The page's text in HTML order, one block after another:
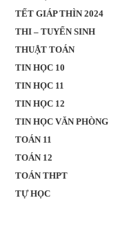
TẾT GIÁP THÌN 2024
THI – TUYỂN SINH
THUẬT TOÁN
TIN HỌC 10
TIN HỌC 11
TIN HỌC 12
TIN HỌC VĂN PHÒNG
TOÁN 11
TOÁN 12
TOÁN THPT
TỰ HỌC